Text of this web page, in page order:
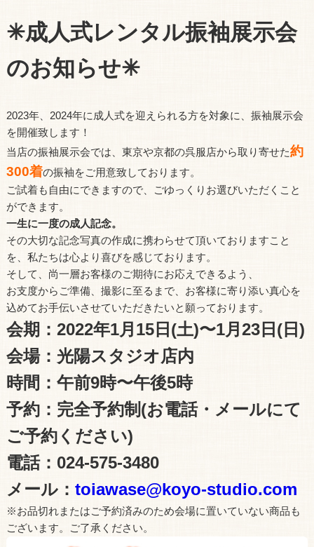
✳︎成人式レンタル振袖展示会
のお知らせ✳︎
2023年、2024年に成人式を迎えられる方を対象に、振袖展示会
を開催致します！
当店の振袖展示会では、東京や京都の呉服店から取り寄せた約
300着の振袖をご用意致しております。
ご試着も自由にできますので、ごゆっくりお選びいただくこと
ができます。
一生に一度の成人記念。
その大切な記念写真の作成に携わらせて頂いておりますこと
を、私たちは心より喜びを感じております。
そして、尚一層お客様のご期待にお応えできるよう、
お支度からご準備、撮影に至るまで、お客様に寄り添い真心を
込めてお手伝いさせていただきたいと願っております。
会期：2022年1月15日(土)〜1月23日(日)
会場：光陽スタジオ店内
時間：午前9時〜午後5時
予約：完全予約制(お電話・メールにて
ご予約ください)
電話：024-575-3480
メール： toiawase@koyo-studio.com
※お品切れまたはご予約済みのため会場に置いていない商品も
ございます。ご了承ください。